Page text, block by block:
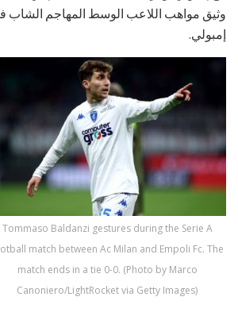
وثيق مواهب اللاعب الوسط المهاجم
إمبولي.
Tommaso Baldanzi gestures during the Serie A
match between Ac Milan and Empoli Fc. The
match ends in a tie 0-0. (Photo by Marco
Canoniero/LightRocket via Getty Images)